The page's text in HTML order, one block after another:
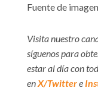
Fuente de
Visita nuestro
síguenos para
estar al día con
en X/Twittere